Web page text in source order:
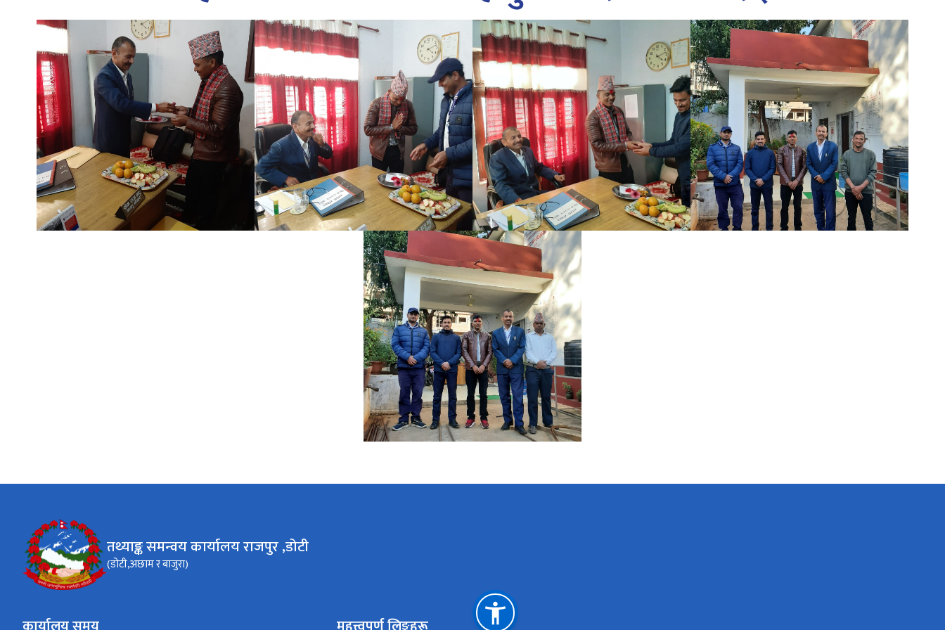
तथ्याङ्क समन्वय कार्यालय राजपुर ,डोटी
(डोटी,अछाम र बाजुरा)